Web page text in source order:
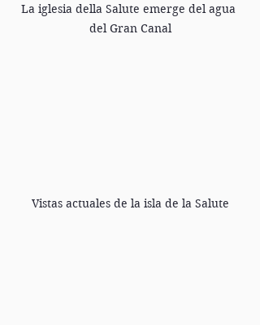
La iglesia della Salute emerge del agua
del Gran Canal
Vistas actuales de la isla de la Salute